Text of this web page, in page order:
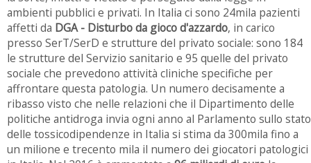
ambienti pubblici e privati. In Italia ci sono 24mila pazienti
affetti da DGA - Disturbo da gioco d'azzardo, in carico
presso SerT/SerD e strutture del privato sociale: sono 184
le strutture del Servizio sanitario e 95 quelle del privato
sociale che prevedono attività cliniche specifiche per
affrontare questa patologia. Un numero decisamente a
ribasso visto che nelle relazioni che il Dipartimento delle
politiche antidroga invia ogni anno al Parlamento sullo stato
delle tossicodipendenze in Italia si stima da 300mila fino a
un milione e trecento mila il numero dei giocatori patologici